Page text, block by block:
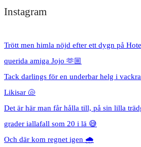
Instagram
Trött men himla nöjd efter ett dygn på
querida amiga Jojo 🫶🏼
Tack darlings för en underbar helg i
Likisar 🐚
Det är här man får hålla till, på sin lilla
grader iallafall som 20 i lä 😅
Och där kom regnet igen 🌧️